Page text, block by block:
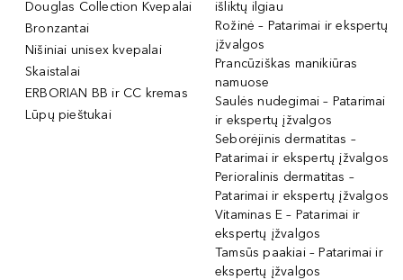
Douglas Collection Kvepalai
Bronzantai
Nišiniai unisex kvepalai
Skaistalai
ERBORIAN BB ir CC kremas
Lūpų pieštukai
išliktų ilgiau
Rožinė – Patarimai ir ekspertų
įžvalgos
Prancūziškas manikiūras
namuose
Saulės nudegimai – Patarimai
ir ekspertų įžvalgos
Seborėjinis dermatitas –
Patarimai ir ekspertų įžvalgos
Perioralinis dermatitas –
Patarimai ir ekspertų įžvalgos
Vitaminas E – Patarimai ir
ekspertų įžvalgos
Tamsūs paakiai – Patarimai ir
ekspertų įžvalgos